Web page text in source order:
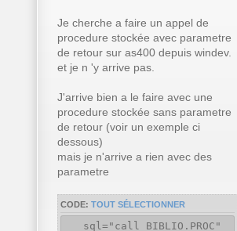
Je cherche a faire un appel de
procedure stockée avec parametre
de retour sur as400 depuis windev.
et je n 'y arrive pas.
J'arrive bien a le faire avec une
procedure stockée sans parametre
de retour (voir un exemple ci
dessous)
mais je n'arrive a rien avec des
parametre
CODE: TOUT SÉLECTIONNER
sql="call BIBLIO.PROC"